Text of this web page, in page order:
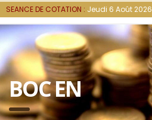
SEANCE DE COTATION : Jeudi 6 Août 2026
BOC EN